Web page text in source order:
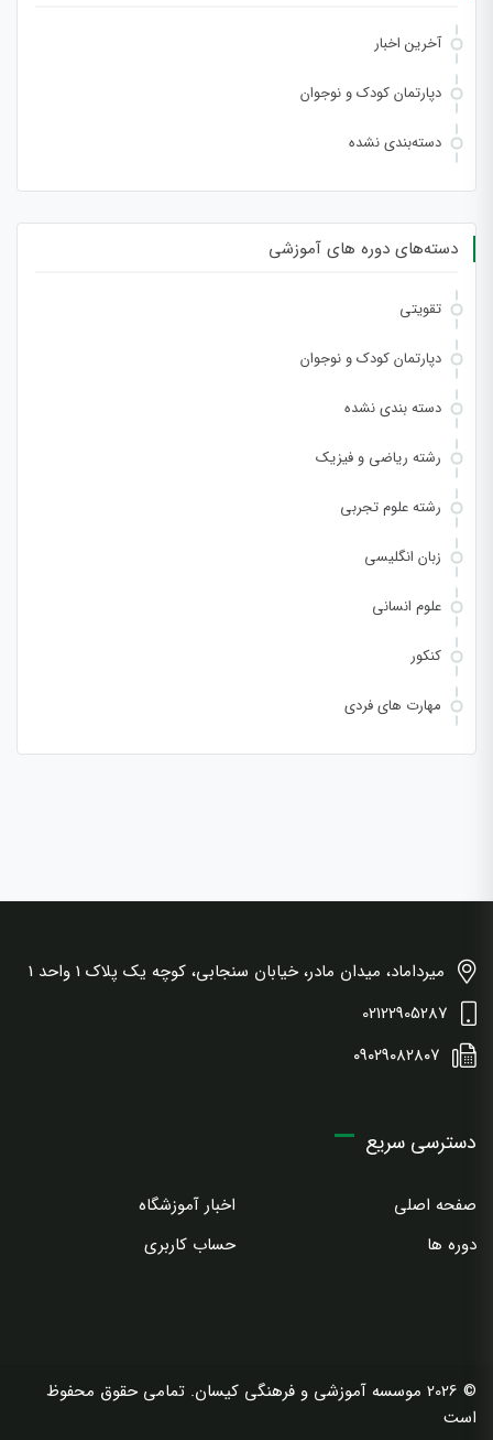
آخرین اخبار
دپارتمان کودک و نوجوان
دسته‌بندی نشده
دسته‌های دوره های آموزشی
تقویتی
دپارتمان کودک و نوجوان
دسته بندی نشده
رشته ریاضی و فیزیک
رشته علوم تجربی
زبان انگلیسی
علوم انسانی
کنکور
مهارت های فردی
میرداماد، میدان مادر، خیابان سنجابی، کوچه یک پلاک 1 واحد 1
02122905287
۰۹۰۲۹۰۸۲۸۰۷
دسترسی سریع
صفحه اصلی
اخبار آموزشگاه
دوره ها
حساب کاربری
© 2026 موسسه آموزشی و فرهنگی کیسان. تمامی حقوق محفوظ
است